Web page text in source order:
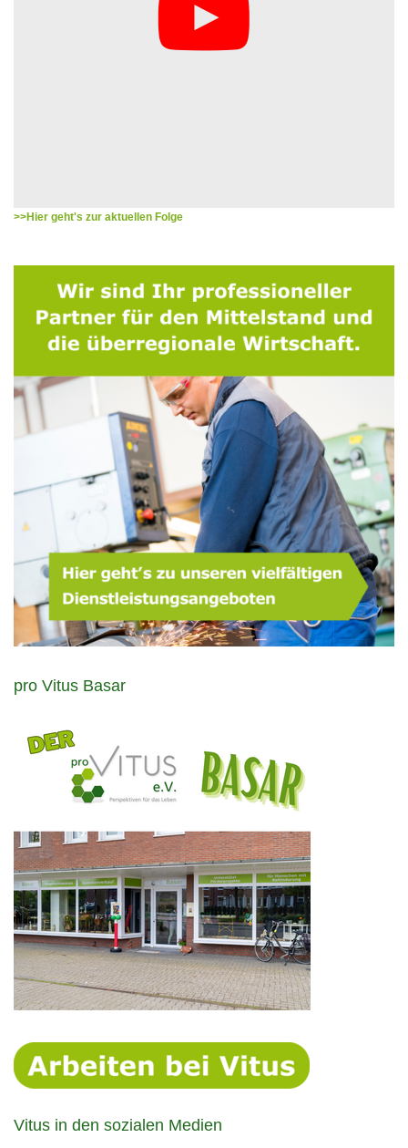
>>Hier geht's zur aktuellen Folge
pro Vitus Basar
Vitus in den sozialen Medien